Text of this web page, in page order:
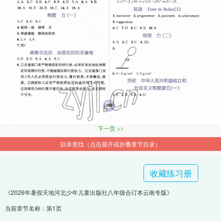
下一页 >>
目录查找（点击展开或折叠章节目录）
收藏练习册
《2026年暑假天地河北少年儿童出版社八年级合订本云南专版》
当前章节名称：第1页